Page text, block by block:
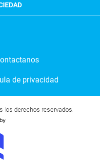
de privacidad
los derechos reservados.